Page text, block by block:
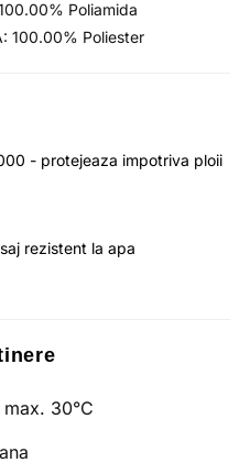
Poliamida
100.00% Poliester
- protejeaza impotriva ploii
rezistent la apa
30°C